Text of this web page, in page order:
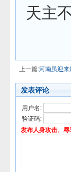
天主
上一篇:河南虽迎来
发表评论
用户名:
验证码:
发布人身攻击、辱